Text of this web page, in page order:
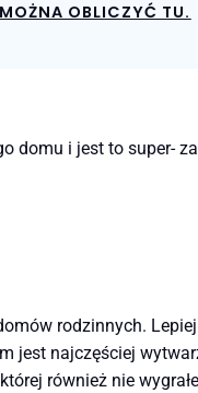
OBLICZYĆ TU.
domu i jest to super-
rodzinnych.
jest najczęściej
również nie